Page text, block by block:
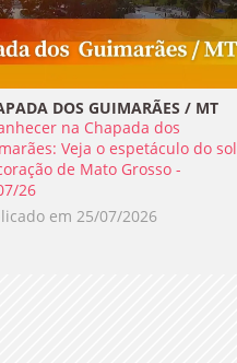
DOS GUIMARÃES / MT
na Chapada dos
Veja o espetáculo do sol
de Mato Grosso -
26
em 25/07/2026